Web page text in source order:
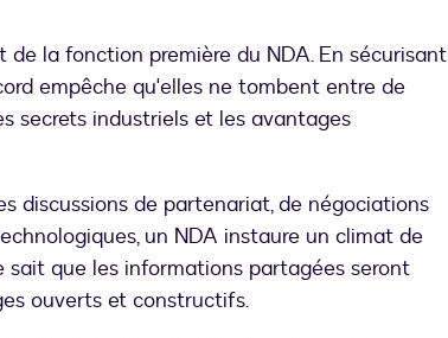
de la fonction première du NDA. En sécurisant
empêche qu'elles ne tombent entre de
secrets industriels et les avantages
discussions de partenariat, de négociations
un NDA instaure un climat de
que les informations partagées seront
ouverts et constructifs.